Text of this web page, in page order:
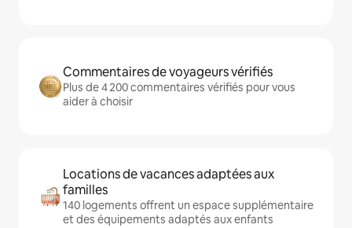
Commentaires de voyageurs vérifiés
Plus de 4 200 commentaires vérifiés pour vous
aider à choisir
Locations de vacances adaptées aux
familles
140 logements offrent un espace supplémentaire
et des équipements adaptés aux enfants